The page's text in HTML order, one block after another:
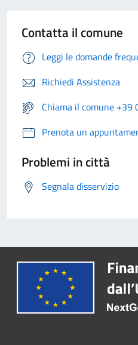
Contatta il comune
Leggi le domande
Richiedi Assistenza
Chiama il comune +39
Prenota un
Problemi in città
Segnala disservizio